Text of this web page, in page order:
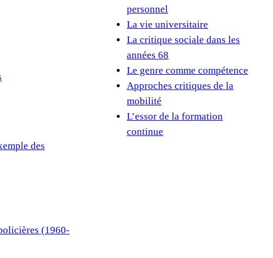
des
(1960-
personnel
La vie universitaire
La critique sociale dans les
années 68
Le genre comme compétence
Approches critiques de la
mobilité
L’essor de la formation
continue